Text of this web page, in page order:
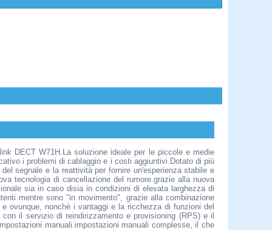
DECT W71H.La soluzione ideale per le piccole e medie
i problemi di cablaggio e i costi aggiuntivi.Dotato di più
segnale e la reattività per fornire un'esperienza stabile e
tecnologia di cancellazione del rumore.grazie alla nuova
sia in caso disia in condizioni di elevata larghezza di
mentre sono "in movimento", grazie alla combinazione
ovunque, nonché i vantaggi e la ricchezza di funzioni del
il servizio di reindirizzamento e provisioning (RPS) e il
manuali.impostazioni manuali complesse, il che